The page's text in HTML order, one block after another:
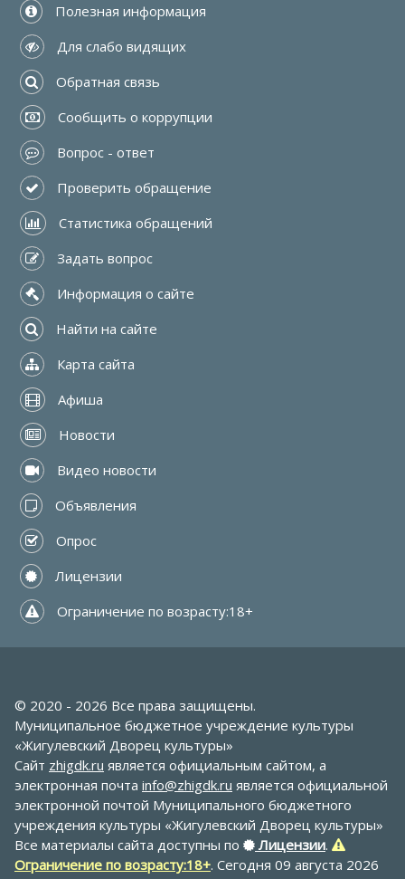
Полезная информация
Для слабо видящих
Обратная связь
Сообщить о коррупции
Вопрос - ответ
Проверить обращение
Статистика обращений
Задать вопрос
Информация о сайте
Найти на сайте
Карта сайта
Афиша
Новости
Видео новости
Объявления
Опрос
Лицензии
Ограничение по возрасту:18+
© 2020 - 2026 Все права защищены.
Муниципальное бюджетное учреждение культуры
«Жигулевский Дворец культуры»
Сайт zhigdk.ru является официальным сайтом, а
электронная почта info@zhigdk.ru является официальной
электронной почтой Муниципального бюджетного
учреждения культуры «Жигулевский Дворец культуры»
Все материалы сайта доступны по
Лицензии.
Ограничение по возрасту:18+. Сегодня 09 августа 2026